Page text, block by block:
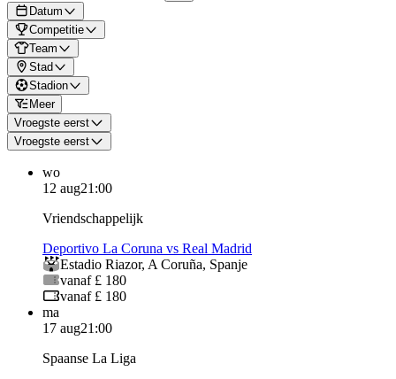
Datum
Competitie
Team
Stad
Stadion
Meer
Vroegste eerst
Vroegste eerst
wo
12 aug21:00
Vriendschappelijk
Deportivo La Coruna vs Real Madrid
Estadio Riazor, A Coruña, Spanje
vanaf £ 180
vanaf £ 180
ma
17 aug21:00
Spaanse La Liga